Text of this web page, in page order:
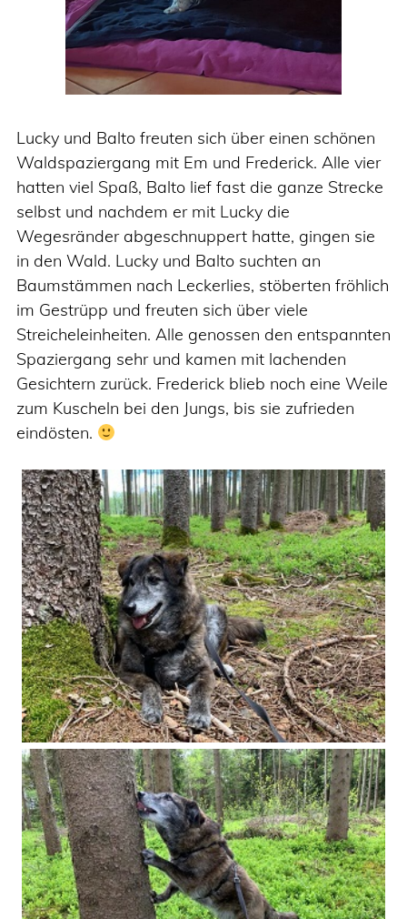
Lucky und Balto freuten sich über einen schönen
Waldspaziergang mit Em und Frederick. Alle vier
hatten viel Spaß, Balto lief fast die ganze Strecke
selbst und nachdem er mit Lucky die
Wegesränder abgeschnuppert hatte, gingen sie
in den Wald. Lucky und Balto suchten an
Baumstämmen nach Leckerlies, stöberten fröhlich
im Gestrüpp und freuten sich über viele
Streicheleinheiten. Alle genossen den entspannten
Spaziergang sehr und kamen mit lachenden
Gesichtern zurück. Frederick blieb noch eine Weile
zum Kuscheln bei den Jungs, bis sie zufrieden
eindösten.